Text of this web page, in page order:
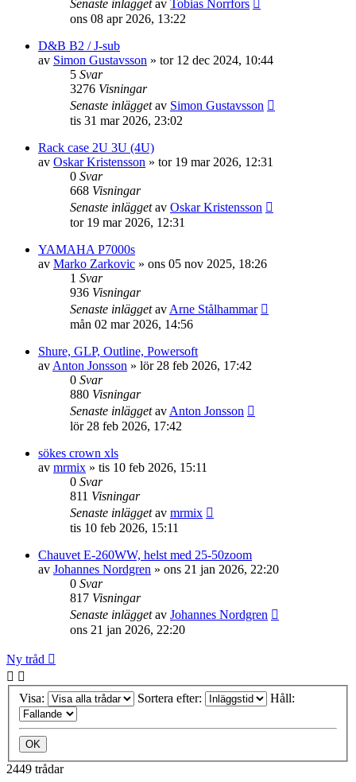
Senaste inläggetav Tobias Norrfors
ons 08 apr 2026, 13:22
D&B B2 / J-sub
av Simon Gustavsson » tor 12 dec 2024, 10:44
5 Svar
3276 Visningar
Senaste inläggetav Simon Gustavsson
tis 31 mar 2026, 23:02
Rack case 2U 3U (4U)
av Oskar Kristensson » tor 19 mar 2026, 12:31
0 Svar
668 Visningar
Senaste inläggetav Oskar Kristensson
tor 19 mar 2026, 12:31
YAMAHA P7000s
av Marko Zarkovic » ons 05 nov 2025, 18:26
1 Svar
936 Visningar
Senaste inläggetav Arne Stålhammar
mån 02 mar 2026, 14:56
Shure, GLP, Outline, Powersoft
av Anton Jonsson » lör 28 feb 2026, 17:42
0 Svar
880 Visningar
Senaste inläggetav Anton Jonsson
lör 28 feb 2026, 17:42
sökes crown xls
av mrmix » tis 10 feb 2026, 15:11
0 Svar
811 Visningar
Senaste inläggetav mrmix
tis 10 feb 2026, 15:11
Chauvet E-260WW, helst med 25-50zoom
av Johannes Nordgren » ons 21 jan 2026, 22:20
0 Svar
817 Visningar
Senaste inläggetav Johannes Nordgren
ons 21 jan 2026, 22:20
Ny tråd
Visa: Sortera efter: Håll:
2449 trådar